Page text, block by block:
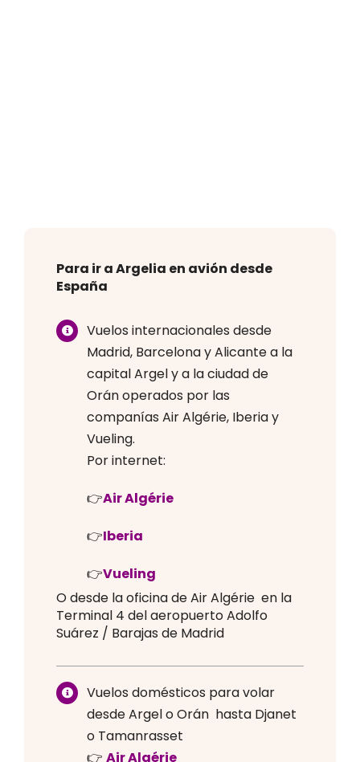
Para ir a Argelia en avión desde
España
Vuelos internacionales desde
Madrid, Barcelona y Alicante a la
capital Argel y a la ciudad de
Orán operados por las
companías Air Algérie, Iberia y
Vueling.
Por internet:
👉Air Algérie
👉Iberia
👉Vueling
O desde la oficina de Air Algérie en la
Terminal 4 del aeropuerto Adolfo
Suárez / Barajas de Madrid
Vuelos domésticos para volar
desde Argel o Orán hasta Djanet
o Tamanrasset
👉Air Algérie